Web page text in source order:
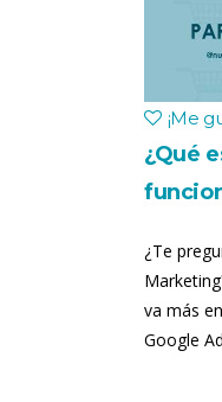
¡Me
¿Qué
¿Te
va más
Google